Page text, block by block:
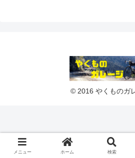
© 2016 やくものガ
メニュー ホーム 検索